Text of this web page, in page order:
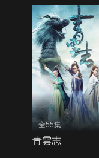
全55集
青雲志